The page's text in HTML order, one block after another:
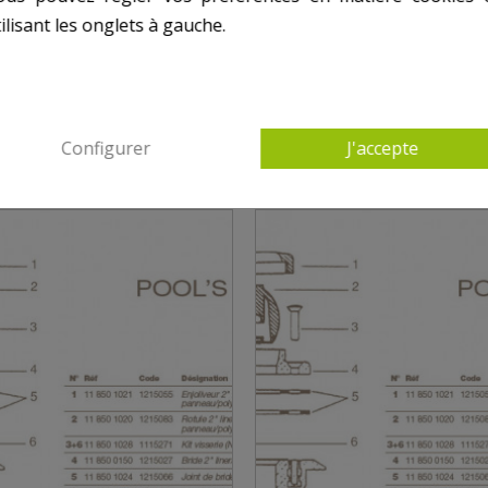
les onglets à gauche.
Configurer J'accepte